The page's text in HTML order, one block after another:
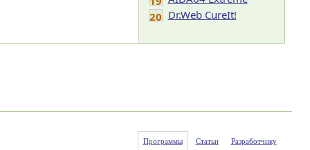
20 Dr.Web CureIt!
Программы Статьи Разработчику